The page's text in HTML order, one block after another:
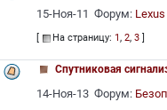
15-Ноя-11 Форум:
[ На страницу: 1,2,3 ]
Спутниковая
14-Ноя-13 Форум: